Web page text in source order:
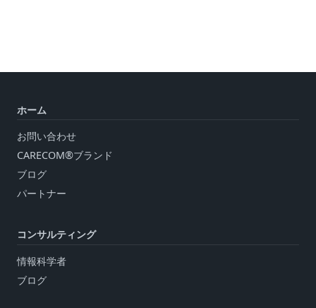
ホーム
お問い合わせ
CARECOM®ブランド
ブログ
パートナー
コンサルティング
情報科学者
ブログ